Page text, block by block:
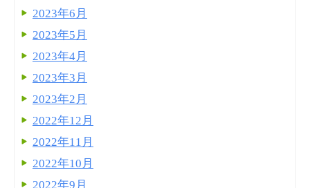
2023年6月
2023年5月
2023年4月
2023年3月
2023年2月
2022年12月
2022年11月
2022年10月
2022年9月